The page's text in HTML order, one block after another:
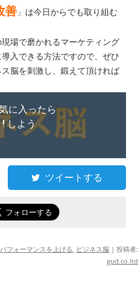
善 」は今日からでも取り組む
場で磨かれるマーケティング
入できる方法ですので、ぜひ
脳を刺激し、鍛えて頂ければ
に入ったら
しよう
ツイートする
パフォーマンスを上げる, ビジネス脳 | 投稿者:
gud.co.ltd